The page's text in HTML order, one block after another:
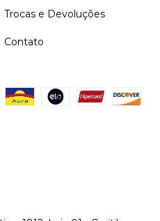
Trocas e Devoluções
Contato